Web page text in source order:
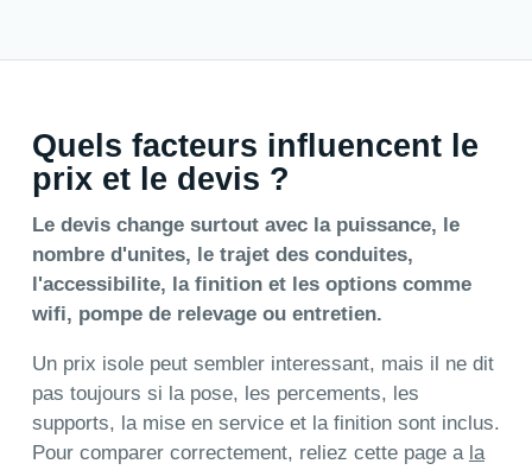
Quels facteurs influencent le
prix et le devis ?
Le devis change surtout avec la puissance, le
nombre d'unites, le trajet des conduites,
l'accessibilite, la finition et les options comme
wifi, pompe de relevage ou entretien.
Un prix isole peut sembler interessant, mais il ne dit
pas toujours si la pose, les percements, les
supports, la mise en service et la finition sont inclus.
Pour comparer correctement, reliez cette page a la